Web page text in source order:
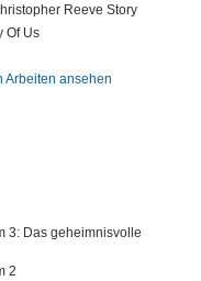
Reeve Story
Of Us
Arbeiten ansehen
3: Das geheimnisvolle
2